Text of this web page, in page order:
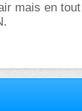
mais en